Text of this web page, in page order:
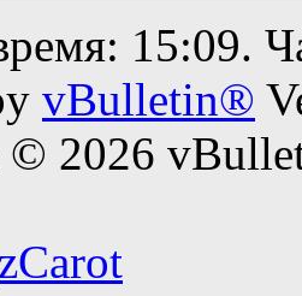
15:09.
vBulletin®
2026
zCarot